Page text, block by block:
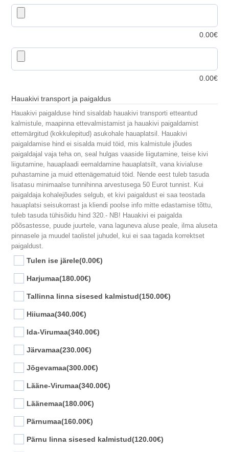
0.00€
0.00€
Hauakivi transport ja paigaldus
Hauakivi paigalduse hind sisaldab hauakivi transporti etteantud
kalmistule, maapinna ettevalmistamist ja hauakivi paigaldamist
ettemärgitud (kokkulepitud) asukohale hauaplatsil. Hauakivi
paigaldamise hind ei sisalda muid töid, mis kalmistule jõudes
paigaldajal vaja teha on, seal hulgas vaaside liigutamine, teise kivi
liigutamine, hauaplaadi eemaldamine hauaplatsilt, vana kivialuse
puhastamine ja muid ettenägematuid töid. Nende eest tuleb tasuda
lisatasu minimaalse tunnihinna arvestusega 50 Eurot tunnist. Kui
paigaldaja kohalejõudes selgub, et kivi paigaldust ei saa teostada
hauaplatsi seisukorrast ja kliendi poolse info mitte edastamise tõttu,
tuleb tasuda tühisõidu hind 320.- NB! Hauakivi ei paigalda
põõsastesse, puude juurtele, vana laguneva aluse peale, ilma aluseta
pinnasele ja muudel taolistel juhudel, kui ei saa tagada korrektset
paigaldust.
Tulen ise järele(0.00€)
Harjumaa(180.00€)
Tallinna linna sisesed kalmistud(150.00€)
Hiiumaa(340.00€)
Ida-Virumaa(340.00€)
Järvamaa(230.00€)
Jõgevamaa(300.00€)
Lääne-Virumaa(340.00€)
Läänemaa(180.00€)
Pärnumaa(160.00€)
Pärnu linna sisesed kalmistud(120.00€)